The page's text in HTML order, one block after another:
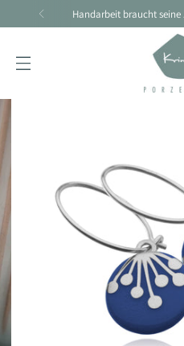
Handarbeit braucht seine